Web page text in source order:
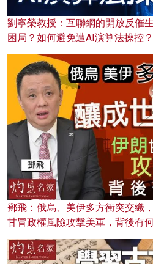
劉寧榮教授：互聯網的開放反催
困局？如何避免遭AI演算法操控？
鄧飛：俄烏、美伊多方衝突交織
甘冒政權風險攻擊美軍，背後有